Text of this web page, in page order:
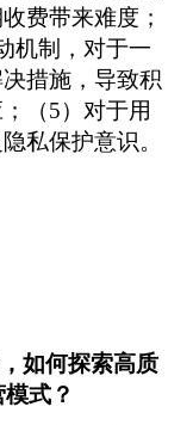
费带来难度；
机制，对于一
措施，导致积
（5）对于用
私保护意识。
如何探索高质
式？